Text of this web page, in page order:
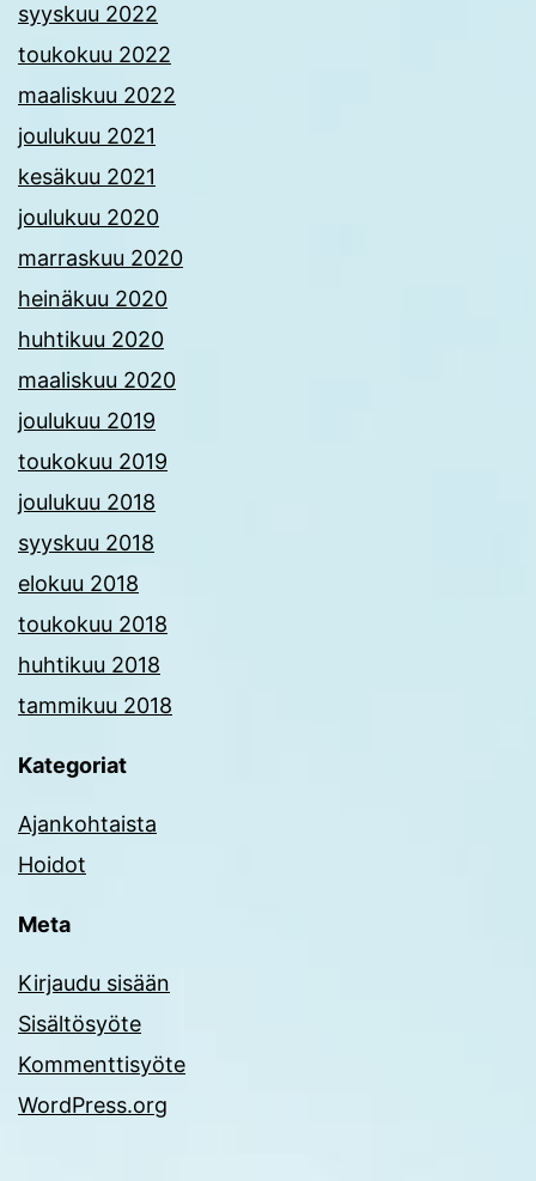
syyskuu 2022
toukokuu 2022
maaliskuu 2022
joulukuu 2021
kesäkuu 2021
joulukuu 2020
marraskuu 2020
heinäkuu 2020
huhtikuu 2020
maaliskuu 2020
joulukuu 2019
toukokuu 2019
joulukuu 2018
syyskuu 2018
elokuu 2018
toukokuu 2018
huhtikuu 2018
tammikuu 2018
Kategoriat
Ajankohtaista
Hoidot
Meta
Kirjaudu sisään
Sisältösyöte
Kommenttisyöte
WordPress.org